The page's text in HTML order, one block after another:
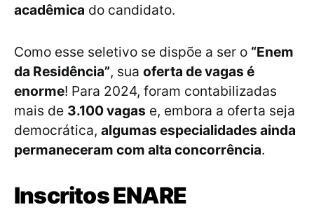
acadêmica do candidato.
Como esse seletivo se dispõe a ser o “Enem
da Residência”, sua oferta de vagas é
enorme! Para 2024, foram contabilizadas
mais de 3.100 vagas e, embora a oferta seja
democrática, algumas especialidades ainda
permaneceram com alta concorrência.
Inscritos ENARE